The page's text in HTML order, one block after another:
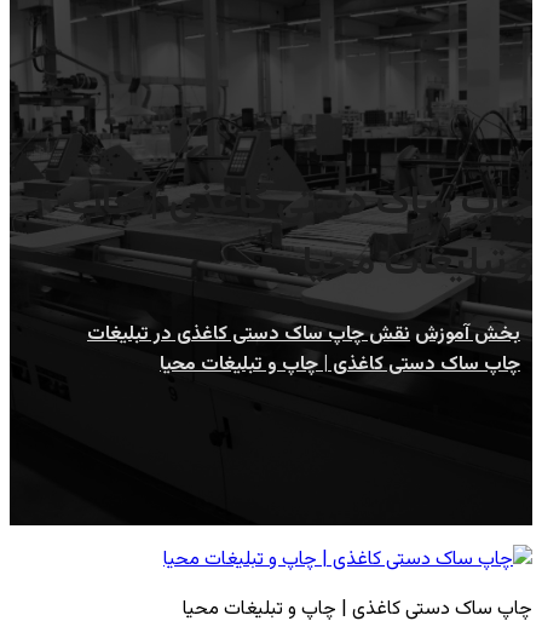
چاپ ساک دستی کاغذی | چاپ
و تبلیغات محیا
بخش آموزش نقش چاپ ساک دستی کاغذی در تبلیغات
چاپ ساک دستی کاغذی | چاپ و تبلیغات محیا
چاپ ساک دستی کاغذی | چاپ و تبلیغات محیا